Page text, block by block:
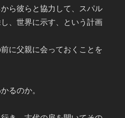
ら彼らと協力して、スパル
、世界に示す、という計画
に父親に会っておくことを
るのか。